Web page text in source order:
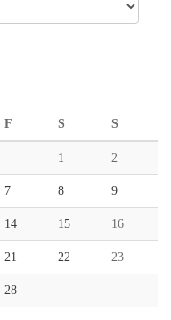
F S S
1 2
7 8 9
14 15 16
21 22 23
28